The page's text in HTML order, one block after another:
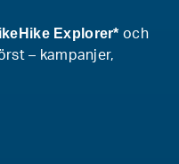
Explorer* och
– kampanjer,